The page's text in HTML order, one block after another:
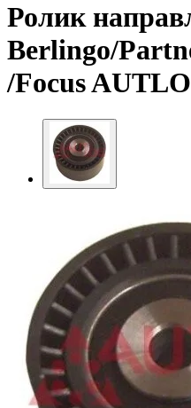
Ролик
Berlingo/
/Focus